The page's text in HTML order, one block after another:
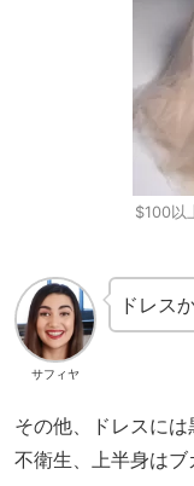
$100以
サフィヤ
ドレス
その他、ドレスに
不衛生、上半身はブ